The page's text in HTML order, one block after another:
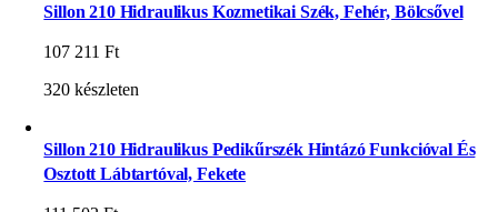
Sillon 210 Hidraulikus Kozmetikai Szék, Fehér, Bölcsővel
107 211Ft
320 készleten
Sillon 210 Hidraulikus Pedikűrszék Hintázó Funkcióval És
Osztott Lábtartóval, Fekete